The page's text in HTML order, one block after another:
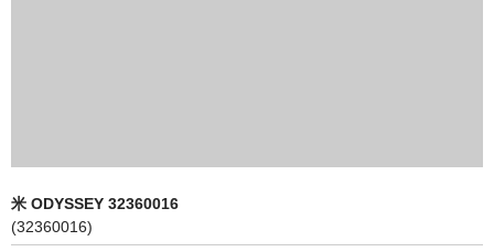
CD&BOOK
PICK UP
米 ODYSSEY 32360016
(32360016)